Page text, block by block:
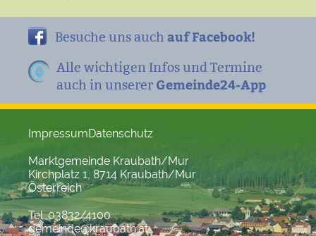
Besuche uns auch auf Facebook!
Alle wichtigen Infos und Termine
auch in unserer Gemeinde24-App
ImpressumDatenschutz
Marktgemeinde Kraubath/Mur
Kirchplatz 1, 8714 Kraubath/Mur
Österreich
Tel. 03832/4100
gemeinde@kraubath.at